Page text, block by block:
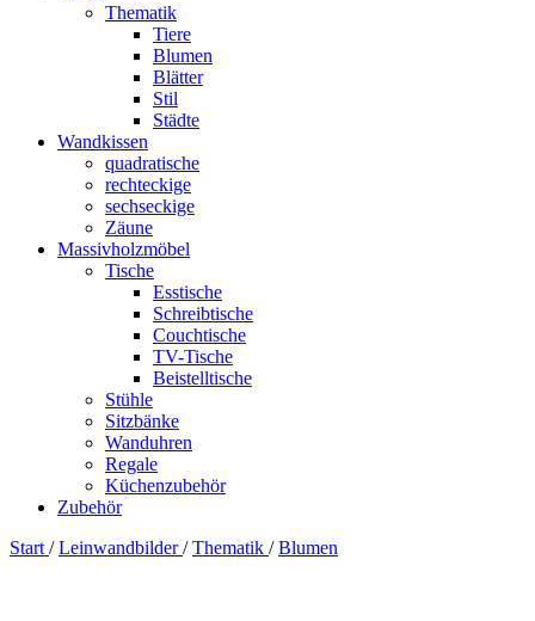
Thematik
Tiere
Blumen
Blätter
Stil
Städte
Wandkissen
quadratische
rechteckige
sechseckige
Zäune
Massivholzmöbel
Tische
Esstische
Schreibtische
Couchtische
TV-Tische
Beistelltische
Stühle
Sitzbänke
Wanduhren
Regale
Küchenzubehör
Zubehör
Start / Leinwandbilder/ Thematik / Blumen